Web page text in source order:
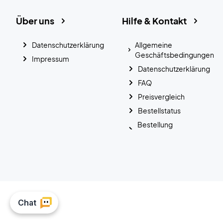
Hilfe & Kontakt
Allgemeine
Geschäftsbedingungen
Datenschutzerklärung
FAQ
Preisvergleich
Bestellstatus
Bestellung
Über uns
Datenschutzerklärung
Impressum